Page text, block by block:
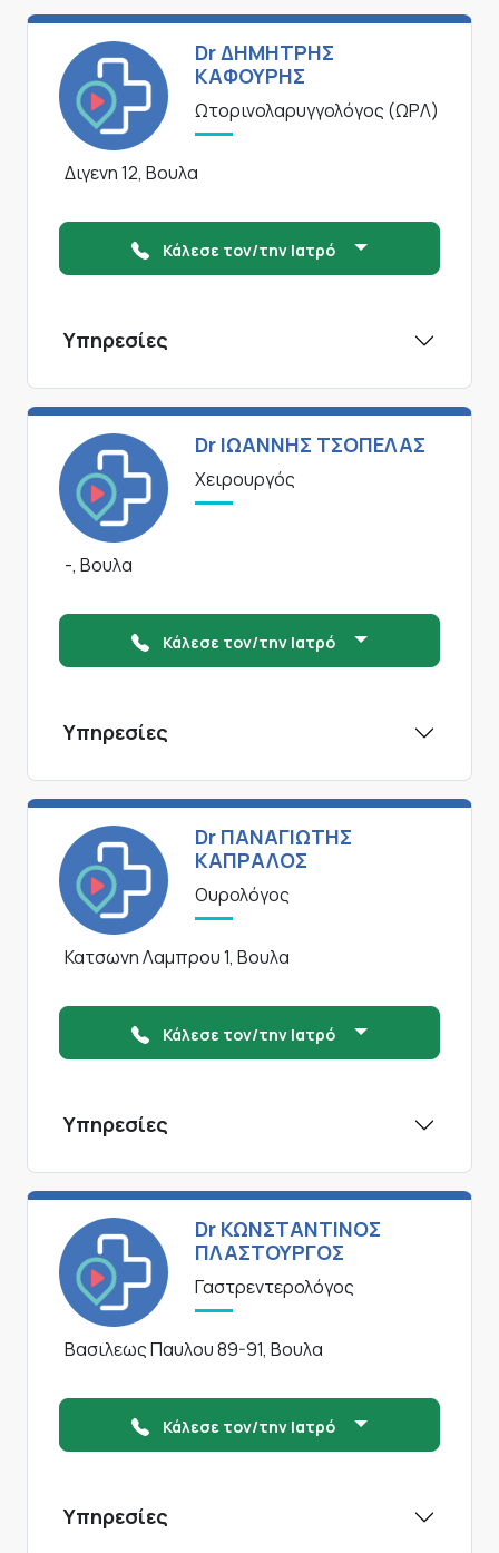
Dr ΔΗΜΗΤΡΗΣ
ΚΑΦΟΥΡΗΣ
Ωτορινολαρυγγολόγος (ΩΡΛ)
Διγενη 12, Βουλα
Κάλεσε τον/την Ιατρό
Υπηρεσίες
Dr ΙΩΑΝΝΗΣ ΤΣΟΠΕΛΑΣ
Χειρουργός
-, Βουλα
Κάλεσε τον/την Ιατρό
Υπηρεσίες
Dr ΠΑΝΑΓΙΩΤΗΣ
ΚΑΠΡΑΛΟΣ
Ουρολόγος
Κατσωνη Λαμπρου 1, Βουλα
Κάλεσε τον/την Ιατρό
Υπηρεσίες
Dr ΚΩΝΣΤΑΝΤΙΝΟΣ
ΠΛΑΣΤΟΥΡΓΟΣ
Γαστρεντερολόγος
Βασιλεως Παυλου 89-91, Βουλα
Κάλεσε τον/την Ιατρό
Υπηρεσίες